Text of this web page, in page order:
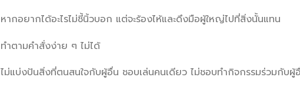
หากอยากได้อะไรไม่ชี้นิ้วบอก แต่จะร้องไห้และดึงมือผู้ใหญ่ไปที่สิ่งนั้นแทน
ทำตามคำสั่งง่าย ๆ ไม่ได้
ไม่แบ่งปันสิ่งที่ตนสนใจกับผู้อื่น ชอบเล่นคนเดียว ไม่ชอบทำกิจกรรมร่วมกับผู้